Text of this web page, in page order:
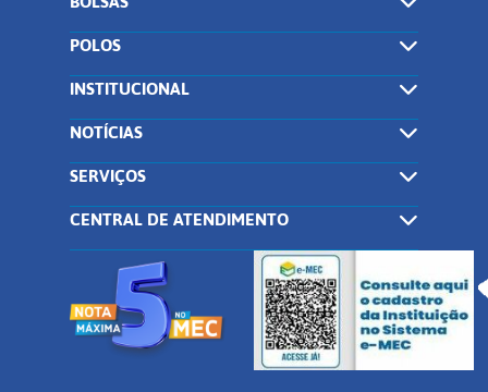
POLOS
INSTITUCIONAL
NOTÍCIAS
SERVIÇOS
CENTRAL DE ATENDIMENTO